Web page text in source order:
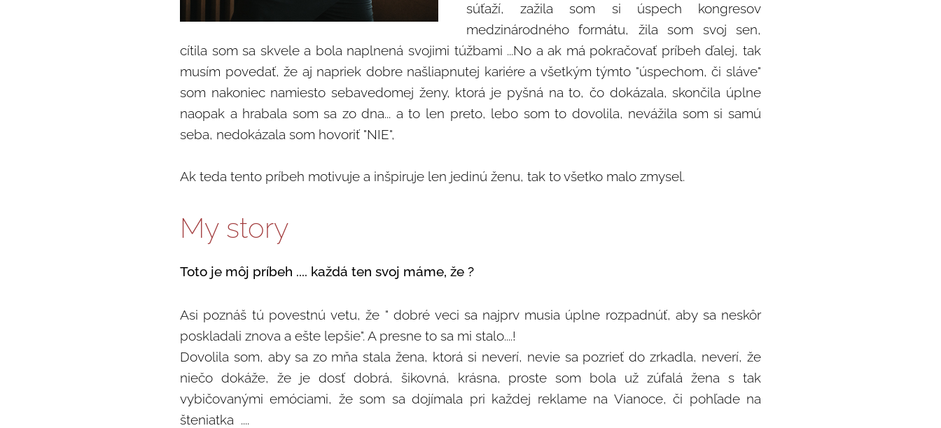
súťaží, zažila som si úspech kongresov
medzinárodného formátu, žila som svoj sen,
cítila som sa skvele a bola naplnená svojimi túžbami ...No a ak má pokračovať príbeh ďalej, tak
musím povedať, že aj napriek dobre našliapnutej kariére a všetkým týmto "úspechom, či sláve"
som nakoniec namiesto sebavedomej ženy, ktorá je pyšná na to, čo dokázala, skončila úplne
naopak a hrabala som sa zo dna... a to len preto, lebo som to dovolila, nevážila som si samú
seba, nedokázala som hovoriť "NIE",
Ak teda tento príbeh motivuje a inšpiruje len jedinú ženu, tak to všetko malo zmysel.
My story
Toto je môj príbeh .... každá ten svoj máme, že ?
Asi poznáš tú povestnú vetu, že " dobré veci sa najprv musia úplne rozpadnúť, aby sa neskôr
poskladali znova a ešte lepšie". A presne to sa mi stalo....!
Dovolila som, aby sa zo mňa stala žena, ktorá si neverí, nevie sa pozrieť do zrkadla, neverí, že
niečo dokáže, že je dosť dobrá, šikovná, krásna, proste som bola už zúfalá žena s tak
vybičovanými emóciami, že som sa dojímala pri každej reklame na Vianoce, či pohľade na
šteniatka ....